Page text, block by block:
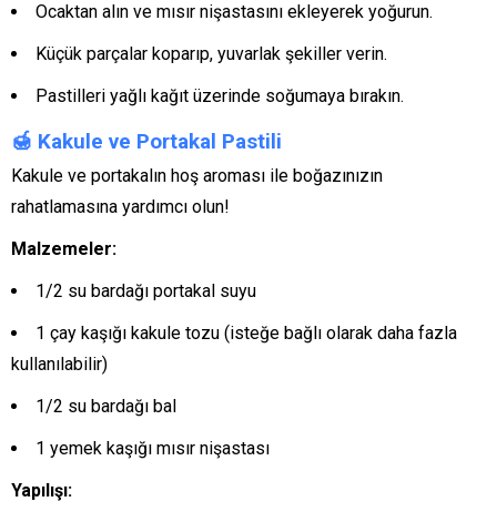
Ocaktan alın ve mısır nişastasını ekleyerek yoğurun.
Küçük parçalar koparıp, yuvarlak şekiller verin.
Pastilleri yağlı kağıt üzerinde soğumaya bırakın.
🍯 Kakule ve Portakal Pastili
Kakule ve portakalın hoş aroması ile boğazınızın
rahatlamasına yardımcı olun!
Malzemeler:
1/2 su bardağı portakal suyu
1 çay kaşığı kakule tozu (isteğe bağlı olarak daha fazla
kullanılabilir)
1/2 su bardağı bal
1 yemek kaşığı mısır nişastası
Yapılışı: